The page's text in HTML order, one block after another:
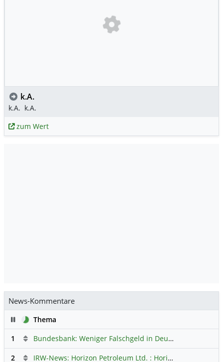
k.A.
k.A. k.A.
zum Wert
News-Kommentare
PauseThema
1
Bundesbank: Weniger Falschgeld in Deutschland
2 IRW-News: Horizon Petroleum Ltd. : Horizon Petroleum beginnt mit der Testförderung im Projekt Lachowice in Polen und schließt die Platzierung einer überzeichneten Wandelanleihe ab